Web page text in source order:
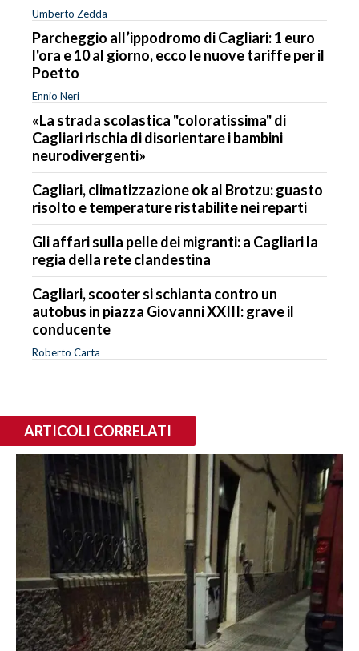
Umberto Zedda
Parcheggio all’ippodromo di Cagliari: 1 euro
l'ora e 10 al giorno, ecco le nuove tariffe per il
Poetto
Ennio Neri
«La strada scolastica "coloratissima" di
Cagliari rischia di disorientare i bambini
neurodivergenti»
Cagliari, climatizzazione ok al Brotzu: guasto
risolto e temperature ristabilite nei reparti
Gli affari sulla pelle dei migranti: a Cagliari la
regia della rete clandestina
Cagliari, scooter si schianta contro un
autobus in piazza Giovanni XXIII: grave il
conducente
Roberto Carta
ARTICOLI CORRELATI